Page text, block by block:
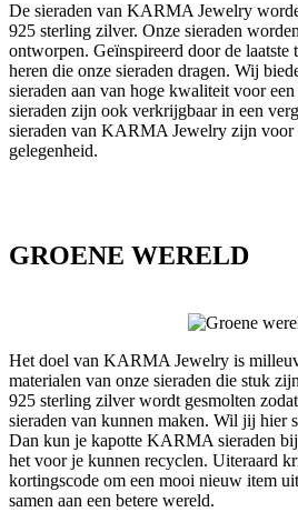
De sieraden van KARMA Jewelry
925 sterling zilver. Onze sieraden
ontworpen. Geïnspireerd door de laatste
heren die onze sieraden dragen. Wij
sieraden aan van hoge kwaliteit voor
sieraden zijn ook verkrijgbaar in een
sieraden van KARMA Jewelry zijn voor
gelegenheid.
GROENE WERELD
Het doel van KARMA Jewelry is
materialen van onze sieraden die stuk
925 sterling zilver wordt gesmolten
sieraden van kunnen maken. Wil jij hier
Dan kun je kapotte KARMA sieraden
het voor je kunnen recyclen. Uiteraard
kortingscode om een mooi nieuw item
samen aan een betere wereld.